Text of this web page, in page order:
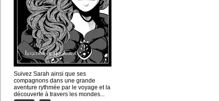
Suivez Sarah ainsi que ses
compagnons dans une grande
aventure rythmée par le voyage et la
découverte à travers les mondes...